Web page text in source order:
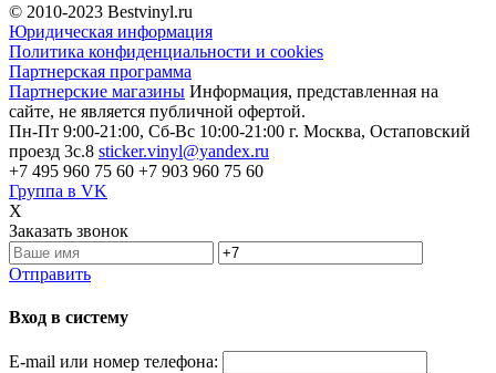
© 2010-2023 Bestvinyl.ru
Юридическая информация
Политика конфиденциальности и cookies
Партнерская программа
Партнерские магазины Информация, представленная на
сайте, не является публичной офертой.
Пн-Пт 9:00-21:00, Сб-Вс 10:00-21:00 г. Москва, Остаповский
проезд 3с.8 sticker.vinyl@yandex.ru
+7 495 960 75 60 +7 903 960 75 60
Группа в VK
X
Заказать звонок
Отправить
Вход в систему
E-mail или номер телефона: